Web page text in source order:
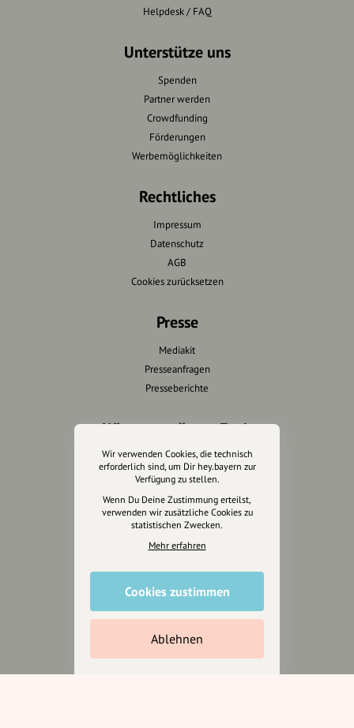
Helpdesk / FAQ
Unterstütze uns
Spenden
Partner werden
Crowdfunding
Förderungen
Werbemöglichkeiten
Rechtliches
Impressum
Datenschutz
AGB
Cookies zurücksetzen
Presse
Mediakit
Presseanfragen
Presseberichte
Wir unterstützen Euch
Fotografie & mehr
Marketing
Design & Branding
Anakin Design
unsere Plattform
hey.bayern ist ein Projekt von
Wir verwenden Cookies, die technisch
erforderlich sind, um Dir hey.bayern zur
Verfügung zu stellen.
Wenn Du Deine Zustimmung erteilst,
verwenden wir zusätzliche Cookies zu
statistischen Zwecken.
Mehr erfahren
Cookies zustimmen
Ablehnen